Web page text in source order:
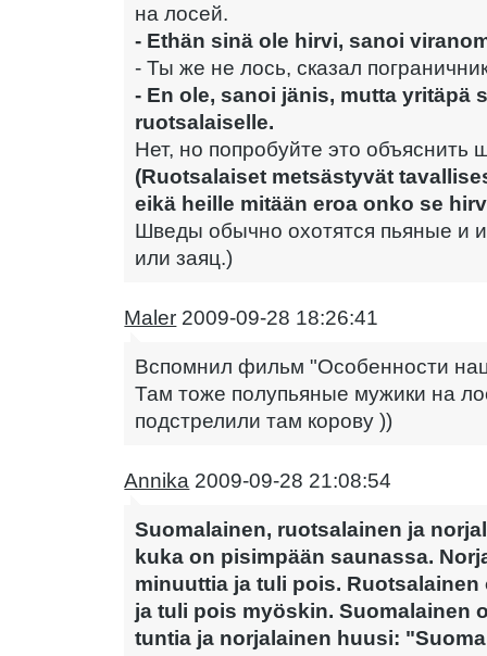
на лосей.
- Ethän sinä ole hirvi, sanoi
- Ты же не лось, сказал
- En ole, sanoi jänis, mutta yritäpä
ruotsalaiselle.
Нет, но попробуйте это объяснить
(Ruotsalaiset metsästyvät
eikä heille mitään eroa onko se
Шведы обычно охотятся пьяные и
или заяц.)
Maler 2009-09-28 18:26:41
Вспомнил фильм "Особенности
Там тоже полупьяные мужики на
подстрелили там корову ))
Annika 2009-09-28 21:08:54
Suomalainen, ruotsalainen ja
kuka on pisimpään saunassa.
minuuttia ja tuli pois.
ja tuli pois myöskin. Suomalainen
tuntia ja norjalainen huusi: